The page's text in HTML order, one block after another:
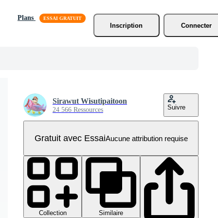
Plans
Inscription
Connecter
Sirawut Wisutipaitoon
24 566 Ressources Suivre
Gratuit avec EssaiAucune attribution requise
Collection
Similaire